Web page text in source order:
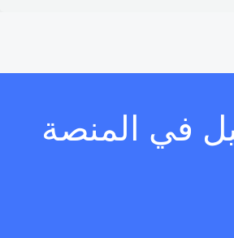
في المنصة